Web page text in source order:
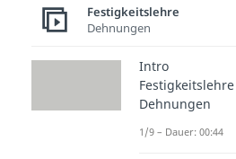
Um auf die
kommen,
Wert für die
Funktion für
Festigkeitslehre
Dehnungen
Intro
Festigkeitslehre
Dehnungen
1/9 – Dauer: 00:44